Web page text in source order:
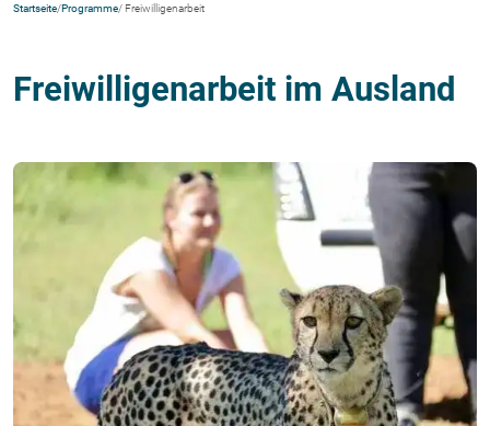
Startseite/Programme/ Freiwilligenarbeit
Freiwilligenarbeit im Ausland